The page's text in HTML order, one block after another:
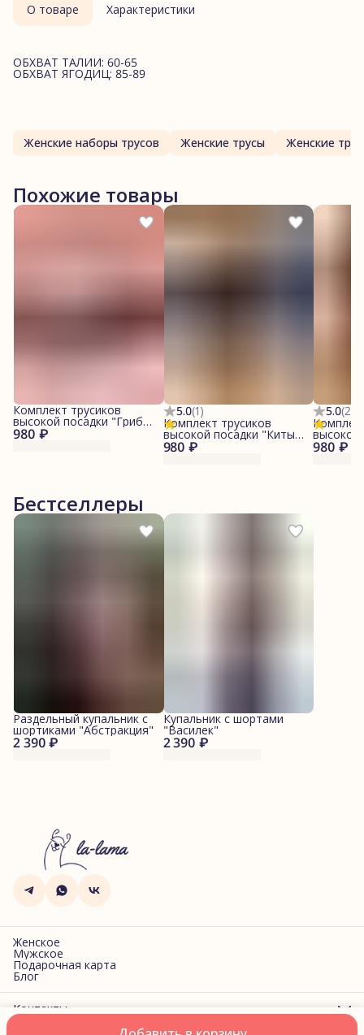
О товаре Характеристики
ОБХВАТ ТАЛИИ: 60-65
ОБХВАТ ЯГОДИЦ: 85-89
Женские наборы трусов Женские трусы Женские
Похожие товары
980 ₽
Комплект трусиков
высокой посадки "Грибы/
Винный"
5.0(1)
980 ₽
Комплект трусиков
высокой посадки "Киты/
Синий"
5.0(2
980 ₽
высокой
Бестселлеры
2 390 ₽
Раздельный купальник с
шортиками "Абстракция"
2 390 ₽
Купальник с шортами
"Василек"
Женское
Мужское
Подарочная карта
Блог
Контакты